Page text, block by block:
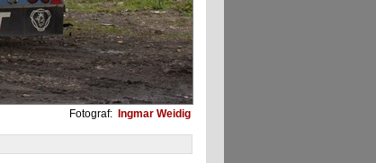
Fotograf: Ingmar Weidig